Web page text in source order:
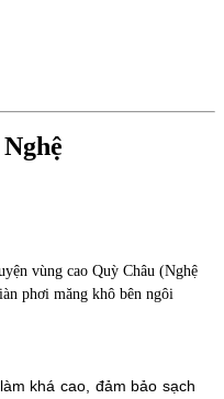
vùng cao Quỳ Châu (Nghệ
phơi măng khô bên ngôi
khá cao, đảm bảo sạch